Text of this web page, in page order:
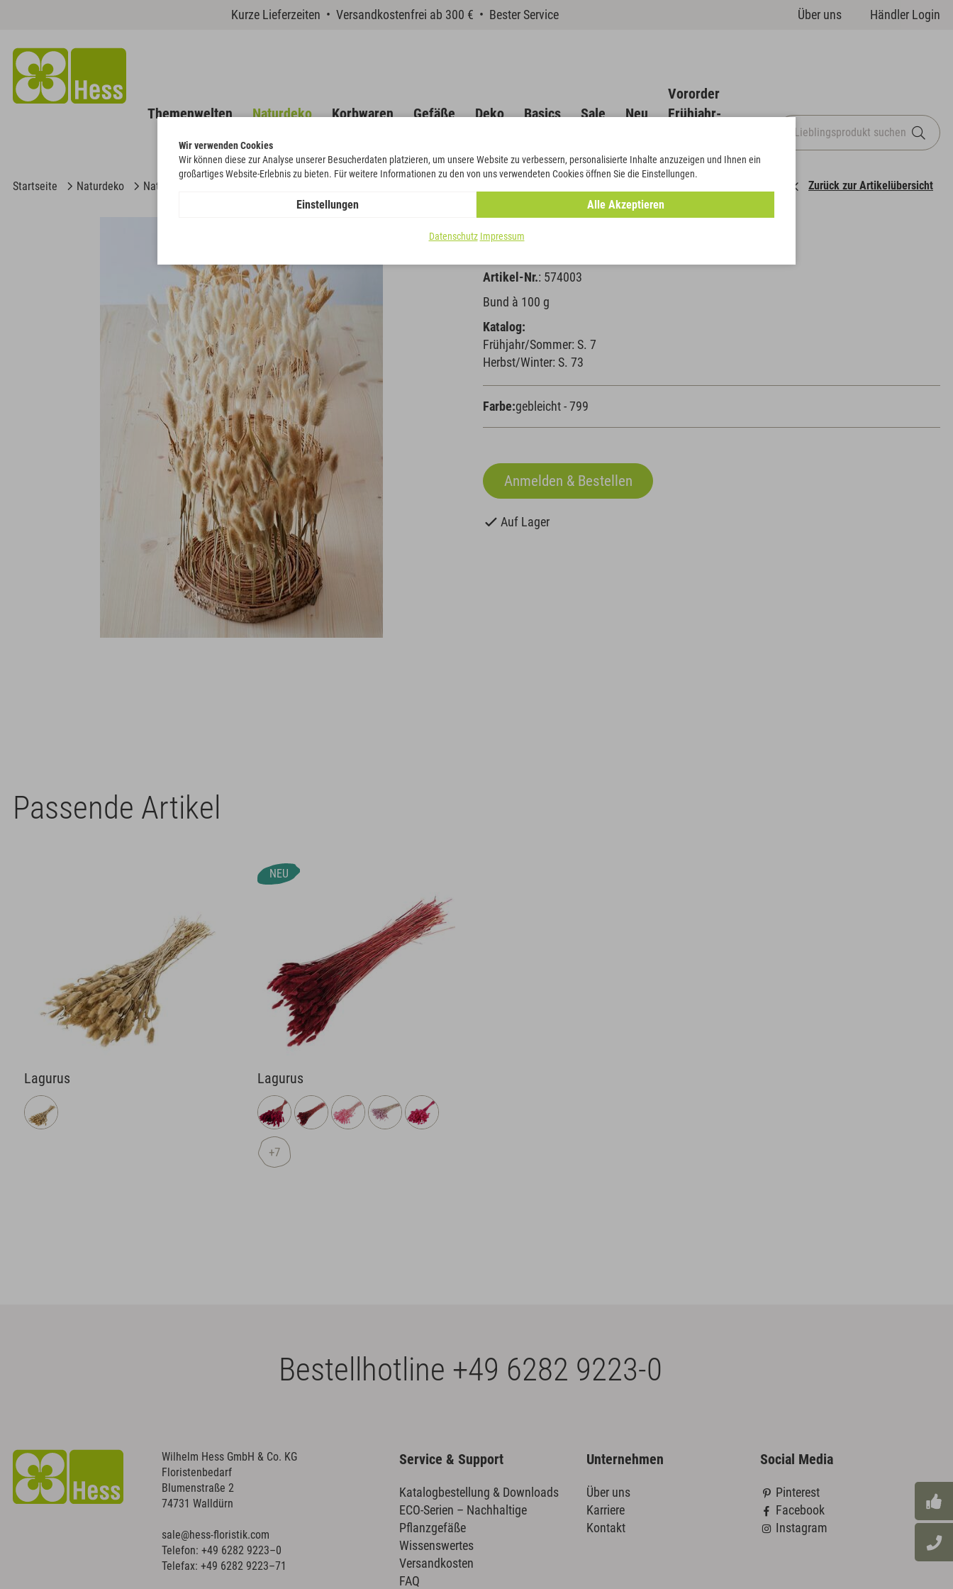
Kurze Lieferzeiten • Versandkostenfrei ab 300 € • Bester Service Über uns Händler Login
Themenwelten Naturdeko Korbwaren Gefäße Deko Basics Sale Neu
Vororder
Frühjahr-
Startseite Naturdeko Natur & gebleicht Zurück zur Artikelübersicht
Lagurus
Artikel-Nr.: 574003
Bund à 100 g
Katalog:
Frühjahr/Sommer: S. 7
Herbst/Winter: S. 73
Farbe:gebleicht - 799
Auf Lager
Passende Artikel
Lagurus
NEU
Lagurus
+7
Bestellhotline +49 6282 9223-0
Wilhelm Hess GmbH & Co. KG
Floristenbedarf
Blumenstraße 2
74731 Walldürn
sale@hess-floristik.com
Telefon: +49 6282 9223–0
Telefax: +49 6282 9223–71
Service & Support
Katalogbestellung & Downloads
ECO-Serien – Nachhaltige
Pflanzgefäße
Wissenswertes
Versandkosten
FAQ
Unternehmen
Über uns
Karriere
Kontakt
Social Media
Pinterest
Facebook
Instagram
Wir verwenden Cookies
Wir können diese zur Analyse unserer Besucherdaten platzieren, um unsere Website zu verbessern, personalisierte Inhalte anzuzeigen und Ihnen ein
großartiges Website-Erlebnis zu bieten. Für weitere Informationen zu den von uns verwendeten Cookies öffnen Sie die Einstellungen.
Einstellungen Alle Akzeptieren
Datenschutz Impressum